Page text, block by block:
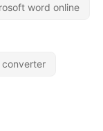
word online